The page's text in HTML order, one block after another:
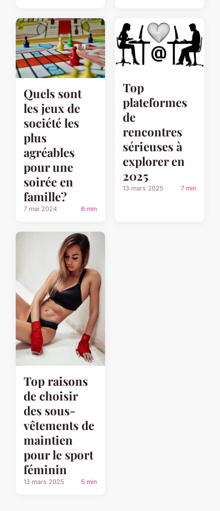
Quels sont
les jeux de
société les
plus
agréables
pour une
soirée en
famille?
7 mai 2024 6 min
Top
plateformes
de
rencontres
sérieuses à
explorer en
2025
13 mars 2025 7 min
Top raisons
de choisir
des sous-
vêtements de
maintien
pour le sport
féminin
13 mars 2025 5 min